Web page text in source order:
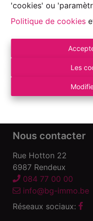
'cookies' ou
Politique de cookies
Les
Autorité de
du Luxembourg 16 B
des devoirs
Déclaration de
Nous contacter
Rue Hotton 22
6987 Rendeux
084 77 00 00
info@bg-immo.be
Réseaux sociaux: